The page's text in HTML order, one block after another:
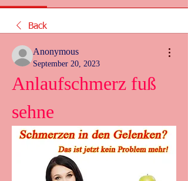
Back
Anonymous
September 20, 2023
Anlaufschmerz fuß
sehne